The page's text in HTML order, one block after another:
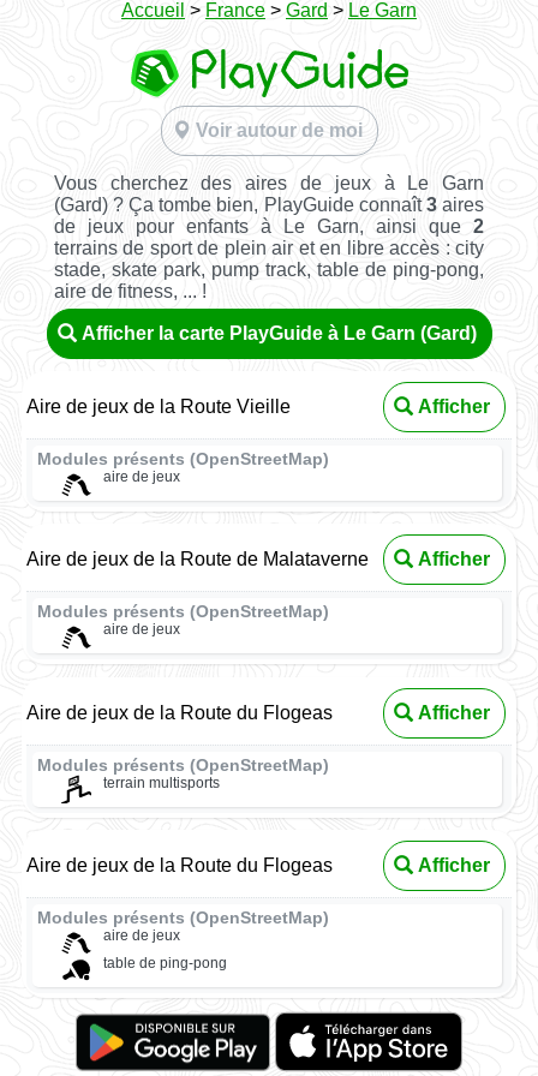
Accueil > France > Gard > Le Garn
Voir autour de moi
Vous cherchez des aires de jeux à Le Garn
(Gard) ? Ça tombe bien, PlayGuide connaît3 aires
de jeux pour enfants à Le Garn, ainsi que2
terrains de sport de plein air et en libre accès : city
stade, skate park, pump track, table de ping-pong,
aire de fitness, ... !
Afficher la carte PlayGuide à Le Garn (Gard)
Aire de jeux de la Route Vieille Afficher
Modules présents (OpenStreetMap)
aire de jeux
Aire de jeux de la Route de Malataverne Afficher
Modules présents (OpenStreetMap)
aire de jeux
Aire de jeux de la Route du Flogeas Afficher
Modules présents (OpenStreetMap)
terrain multisports
Aire de jeux de la Route du Flogeas Afficher
Modules présents (OpenStreetMap)
aire de jeux
table de ping-pong